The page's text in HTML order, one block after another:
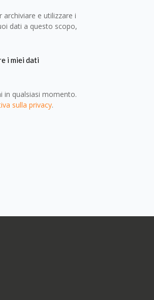
e utilizzare i
dati a questo scopo,
i miei dati
in qualsiasi momento.
sulla privacy.